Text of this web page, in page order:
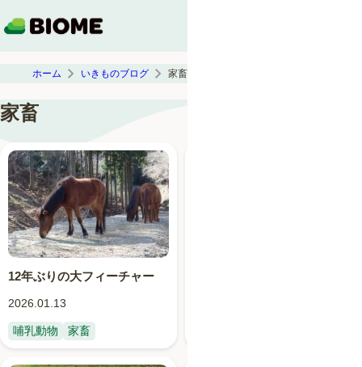
ホーム いきものブログ 家畜
家畜
12年ぶりの大フィーチャー
2026.01.13
哺乳動物 家畜